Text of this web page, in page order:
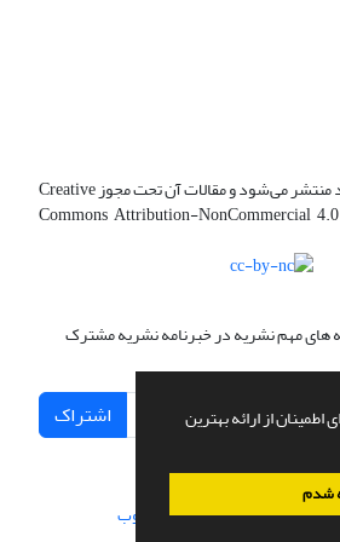
از ارائه بهترین
شدم
این نشریه با دسترسی آزاد منتشر می‌شود و مقالات آن تحت مجوز Creative
Commons Attribution-NonCommercial
های مهم نشریه در خبرنامه نشریه مشترک
اشتراک
طراحی و پیاده سازی از سیناوب